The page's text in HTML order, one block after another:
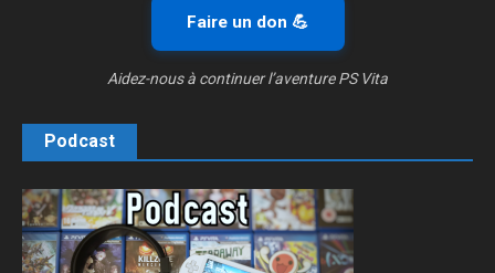
Faire un don 💪
Aidez-nous à continuer l’aventure PS Vita
Podcast